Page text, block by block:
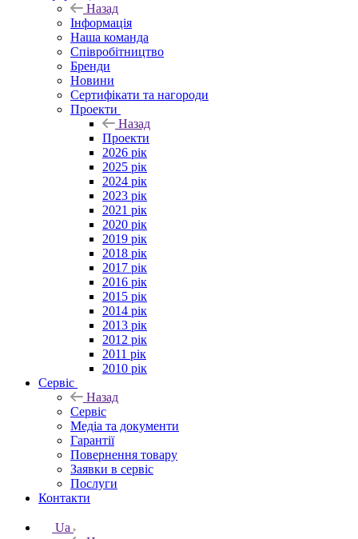
Назад
Інформація
Наша команда
Співробітництво
Бренди
Новини
Сертифікати та нагороди
Проекти
Назад
Проекти
2026 рік
2025 рік
2024 рік
2023 рік
2021 рік
2020 рік
2019 рік
2018 рік
2017 рік
2016 рік
2015 рік
2014 рік
2013 рік
2012 рік
2011 рік
2010 рік
Сервіс
Назад
Сервіс
Медіа та документи
Гарантії
Повернення товару
Заявки в сервіс
Послуги
Контакти
Ua